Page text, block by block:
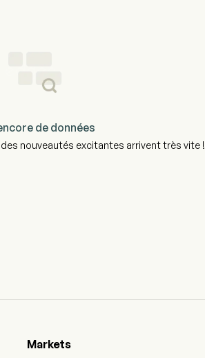
de données
nouveautés excitantes arrivent très vite !
Markets